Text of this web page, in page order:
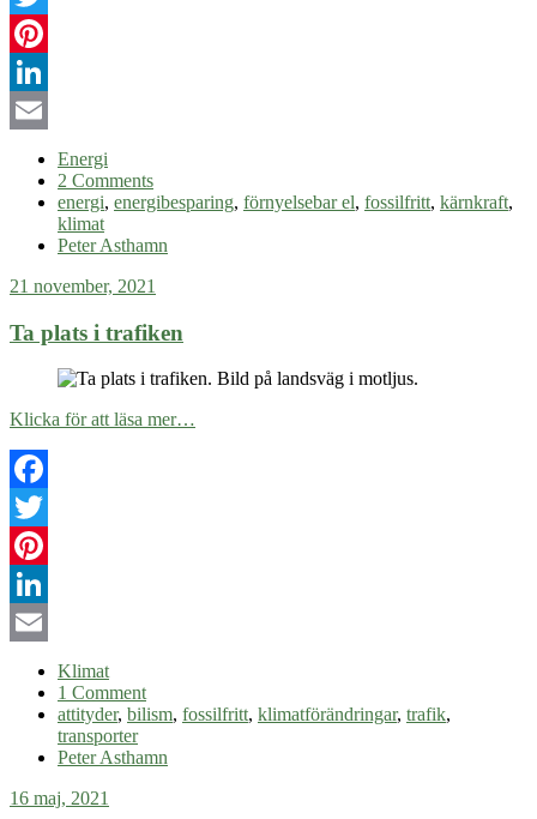
Twitter
Pinterest
LinkedIn
Energi
2 Comments
energi, energibesparing, förnyelsebar el, fossilfritt, kärnkraft,
klimat
Peter Asthamn
21 november, 2021
Ta plats i trafiken
Klicka för att läsa mer…
Facebook
Twitter
Pinterest
LinkedIn
Klimat
1 Comment
attityder, bilism, fossilfritt, klimatförändringar, trafik,
transporter
Peter Asthamn
16 maj, 2021